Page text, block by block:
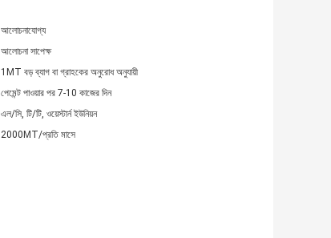
আলোচনাযোগ্য
আলোচনা সাপেক্ষ
1MT বড় ব্যাগ বা গ্রাহকের অনুরোধ অনুযায়ী
পেমেন্ট পাওয়ার পর 7-10 কাজের দিন
এল/সি, টি/টি, ওয়েস্টার্ন ইউনিয়ন
2000MT/প্রতি মাসে